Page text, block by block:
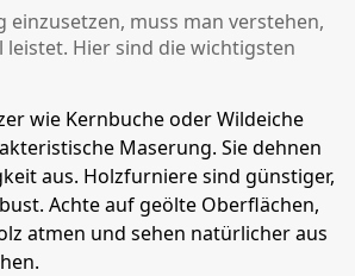
einzusetzen, muss man verstehen,
leistet. Hier sind die wichtigsten
wie Kernbuche oder Wildeiche
Maserung. Sie dehnen
aus. Holzfurniere sind günstiger,
Achte auf geölte Oberflächen,
atmen und sehen natürlicher aus